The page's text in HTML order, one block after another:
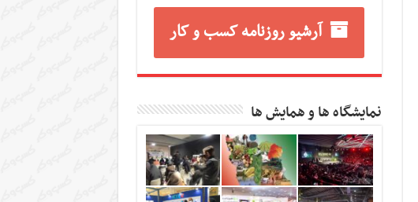
آرشیو روزنامه کسب و کار
نمایشگاه ها و همایش ها